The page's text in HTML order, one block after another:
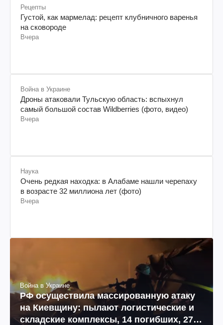
Рецепты
Густой, как мармелад: рецепт клубничного варенья
на сковороде
Вчера
Война в Украине
Дроны атаковали Тульскую область: вспыхнул
самый большой состав Wildberries (фото, видео)
Вчера
Наука
Очень редкая находка: в Алабаме нашли черепаху
в возрасте 32 миллиона лет (фото)
Вчера
Война в Украине
РФ осуществила массированную атаку
на Киевщину: пылают логистические и
складские комплексы, 14 погибших, 27